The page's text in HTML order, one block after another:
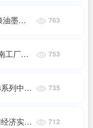
墨喷涂
763
工厂价
753
列中高
735
济实用
712